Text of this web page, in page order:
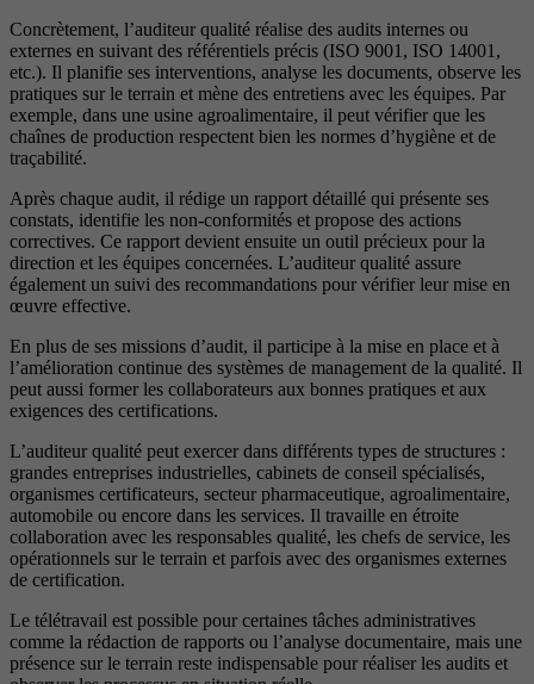
Concrètement, l’auditeur qualité réalise des audits internes ou
externes en suivant des référentiels précis (ISO 9001, ISO 14001,
etc.). Il planifie ses interventions, analyse les documents, observe les
pratiques sur le terrain et mène des entretiens avec les équipes. Par
exemple, dans une usine agroalimentaire, il peut vérifier que les
chaînes de production respectent bien les normes d’hygiène et de
traçabilité.
Après chaque audit, il rédige un rapport détaillé qui présente ses
constats, identifie les non-conformités et propose des actions
correctives. Ce rapport devient ensuite un outil précieux pour la
direction et les équipes concernées. L’auditeur qualité assure
également un suivi des recommandations pour vérifier leur mise en
œuvre effective.
En plus de ses missions d’audit, il participe à la mise en place et à
l’amélioration continue des systèmes de management de la qualité. Il
peut aussi former les collaborateurs aux bonnes pratiques et aux
exigences des certifications.
L’auditeur qualité peut exercer dans différents types de structures :
grandes entreprises industrielles, cabinets de conseil spécialisés,
organismes certificateurs, secteur pharmaceutique, agroalimentaire,
automobile ou encore dans les services. Il travaille en étroite
collaboration avec les responsables qualité, les chefs de service, les
opérationnels sur le terrain et parfois avec des organismes externes
de certification.
Le télétravail est possible pour certaines tâches administratives
comme la rédaction de rapports ou l’analyse documentaire, mais une
présence sur le terrain reste indispensable pour réaliser les audits et